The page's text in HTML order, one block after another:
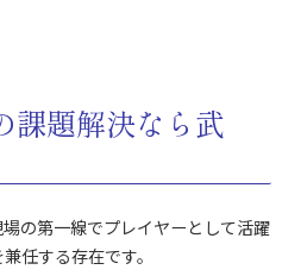
課題解決なら武
の第一線でプレイヤーとして活躍
任する存在です。